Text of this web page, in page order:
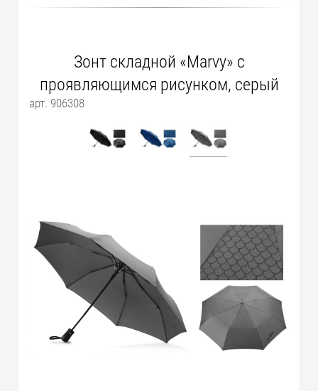
Зонт складной «Marvy» с
проявляющимся рисунком, серый
арт. 906308